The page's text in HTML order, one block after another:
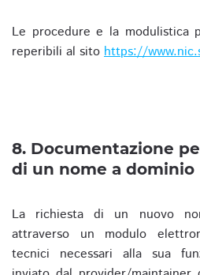
Le procedure e la modulistica
reperibili al sito https://
8. Documentazione
di un nome a dominio
La richiesta di un nuovo
attraverso un modulo
tecnici necessari alla sua